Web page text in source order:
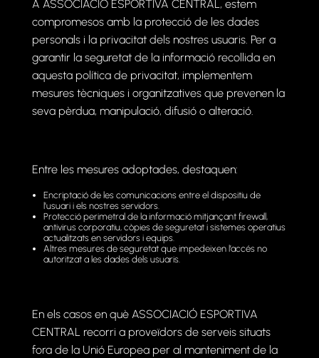
A ASSOCIACIÓ ESPORTIVA CENTRAL, estem
compromesos amb la protecció de les dades
personals i la privacitat dels nostres usuaris. Per a
garantir la seguretat de la informació recollida en
aquesta política de privacitat, implementem
mesures tècniques i organitzatives que prevenen la
seva pèrdua, manipulació, difusió o alteració.
Entre les mesures adoptades, destaquen:
Encriptació de les comunicacions entre el dispositiu de
l’usuari i els nostres servidors.
Protecció perimetral de la informació mitjançant firewall,
antivirus corporatiu, còpies de seguretat i sistemes operatius
actualitzats en servidors i equips.
Altres mesures de seguretat que impedeixen l’accés no
autoritzat a les dades dels usuaris.
En els casos en què ASSOCIACIÓ ESPORTIVA
CENTRAL recorri a proveïdors de serveis situats
fora de la Unió Europea per al manteniment de la